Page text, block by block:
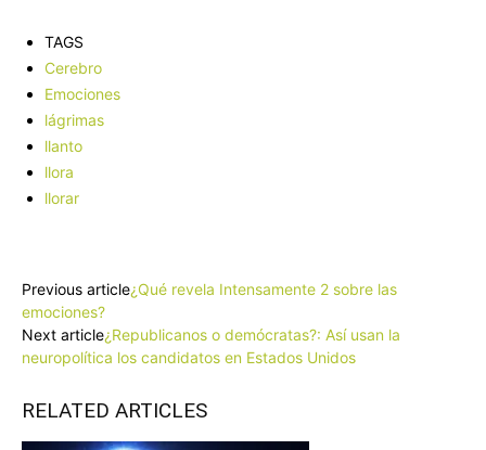
TAGS
Cerebro
Emociones
lágrimas
llanto
llora
llorar
Previous article¿Qué revela Intensamente 2 sobre las
emociones?
Next article¿Republicanos o demócratas?: Así usan la
neuropolítica los candidatos en Estados Unidos
RELATED ARTICLES